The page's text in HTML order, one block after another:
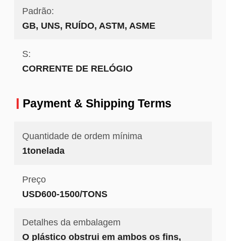
Padrão:
GB, UNS, RUÍDO, ASTM, ASME
S:
CORRENTE DE RELÓGIO
Payment & Shipping Terms
Quantidade de ordem mínima
1tonelada
Preço
USD600-1500/TONS
Detalhes da embalagem
O plástico obstrui em ambos os fins,